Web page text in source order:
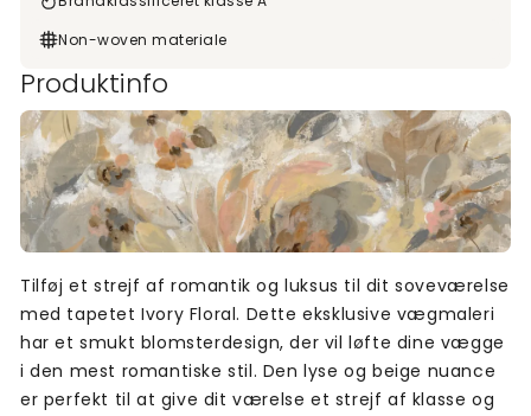
Non-woven materiale
Produktinfo
Tilføj et strejf af romantik og luksus til dit soveværelse
med tapetet Ivory Floral. Dette eksklusive vægmaleri
har et smukt blomsterdesign, der vil løfte dine vægge
i den mest romantiske stil. Den lyse og beige nuance
er perfekt til at give dit værelse et strejf af klasse og